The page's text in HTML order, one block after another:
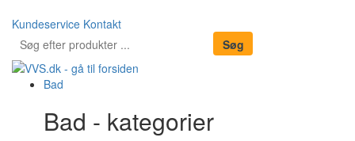
Kundeservice Kontakt
Bad
Bad - kategorier